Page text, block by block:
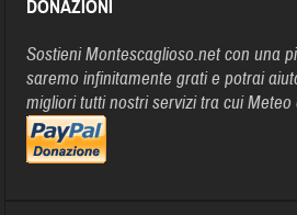
DONAZIONI
Sostieni Montescaglioso.net con una
saremo infinitamente grati e potrai
migliori tutti nostri servizi tra cui Meteo